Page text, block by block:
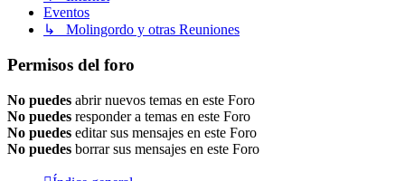
Eventos
↳ Molingordo y otras Reuniones
Permisos del foro
No puedes abrir nuevos temas en este Foro
No puedes responder a temas en este Foro
No puedes editar sus mensajes en este Foro
No puedes borrar sus mensajes en este Foro